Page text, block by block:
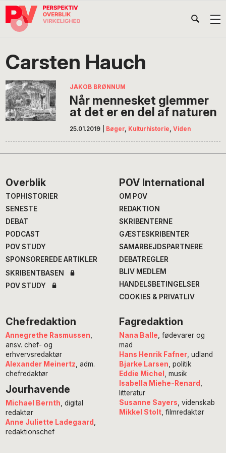
Gå
direkte
navigation
Skip
indhold
Gå
direkte
POV
International
Carsten Hauch
JAKOB BRØNNUM
Når mennesket glemmer
at det er en del af naturen
25.01.2019 Bøger, Kulturhistorie,Viden
Footer
Overblik
TOPHISTORIER
SENESTE
DEBAT
PODCAST
POV STUDY
SPONSOREREDE ARTIKLER
SKRIBENTBASEN
POV STUDY
POV International
OM POV
REDAKTION
SKRIBENTERNE
GÆSTESKRIBENTER
SAMARBEJDSPARTNERE
DEBATREGLER
BLIV MEDLEM
HANDELSBETINGELSER
COOKIES & PRIVATLIV
Chefredaktion
Annegrethe Rasmussen
ansv. chef- og
erhvervsredaktør
Alexander Meinertz , adm.
chefredaktør
Jourhavende
Michael Bernth , digital
redaktør
Anne Juliette Ladegaard
redaktionschef
Fagredaktion
Nana Balle , fødevarer og
mad
Hans Henrik Fafner, udland
Bjarke Larsen , politik
Eddie Michel
, musik
Isabella Miehe-Renard
litteratur
Susanne Sayers , videnskab
Mikkel Stolt, filmredaktør